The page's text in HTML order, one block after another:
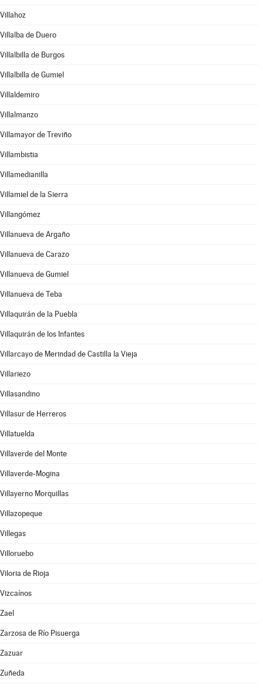
Villahoz
Villalba de Duero
Villalbilla de Burgos
Villalbilla de Gumiel
Villaldemiro
Villalmanzo
Villamayor de Treviño
Villambistia
Villamedianilla
Villamiel de la Sierra
Villangómez
Villanueva de Argaño
Villanueva de Carazo
Villanueva de Gumiel
Villanueva de Teba
Villaquirán de la Puebla
Villaquirán de los Infantes
Villarcayo de Merindad de Castilla la Vieja
Villariezo
Villasandino
Villasur de Herreros
Villatuelda
Villaverde del Monte
Villaverde-Mogina
Villayerno Morquillas
Villazopeque
Villegas
Villoruebo
Viloria de Rioja
Vizcaínos
Zael
Zarzosa de Río Pisuerga
Zazuar
Zuñeda